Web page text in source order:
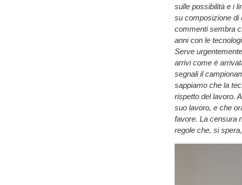
sulle possibilità e i
su composizione di
commenti sembra
anni con le
Serve
arrivi come è
segnali il
sappiamo che la
rispetto del lavoro.
suo lavoro, e che
favore. La censura
regole che, si